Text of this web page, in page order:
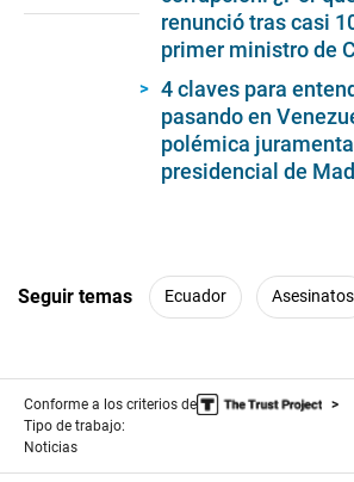
renunció tras casi
primer ministro de
4 claves para
pasando en
polémica
presidencial de
Seguir temas Ecuador Asesinatos
Conforme a los criterios de
Tipo de trabajo:
Noticias